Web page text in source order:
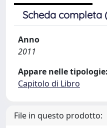
Scheda completa
Anno
2011
Appare nelle tipologie:
Capitolo di Libro
File in questo prodotto: